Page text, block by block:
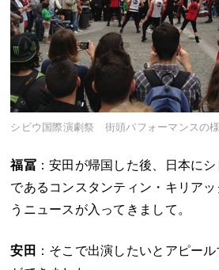
シビウ国際演劇祭 街頭パフォーマンスの
福冨：安田が帰国した後、日本に
であるコンスタンティン・キリア
うニュースが入ってきまして。
安田 ：そこで出演したいとアピー